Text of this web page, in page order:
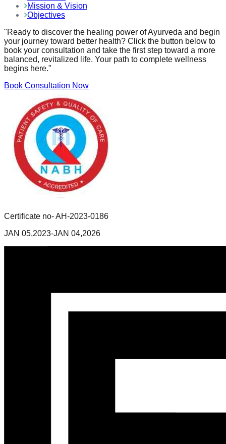
Mission & Vision
Objectives
"Ready to discover the healing power of Ayurveda and begin
your journey toward better health? Click the button below to
book your consultation and take the first step toward a more
balanced, revitalized life. Your path to complete wellness
begins here."
Book Consultation Now
Certificate no- AH-2023-0186
JAN 05,2023-JAN 04,2026